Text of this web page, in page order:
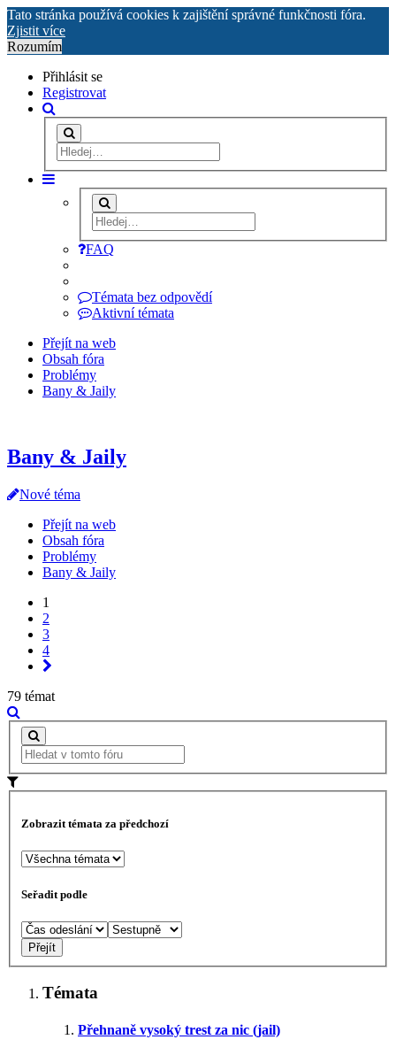
Tato stránka používá cookies k zajištění správné funkčnosti fóra.
Zjistit více
Rozumím
Přihlásit se
Registrovat
FAQ
Témata bez odpovědí
Aktivní témata
Přejít na web
Obsah fóra
Problémy
Bany & Jaily
Bany & Jaily
Nové téma
Přejít na web
Obsah fóra
Problémy
Bany & Jaily
1
2
3
4
79 témat
Zobrazit témata za předchozí
Seřadit podle
Témata
Přehnaně vysoký trest za nic (jail)